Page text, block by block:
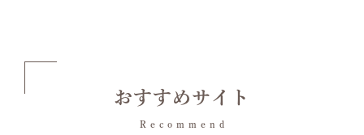
おすすめサイト
Recommend